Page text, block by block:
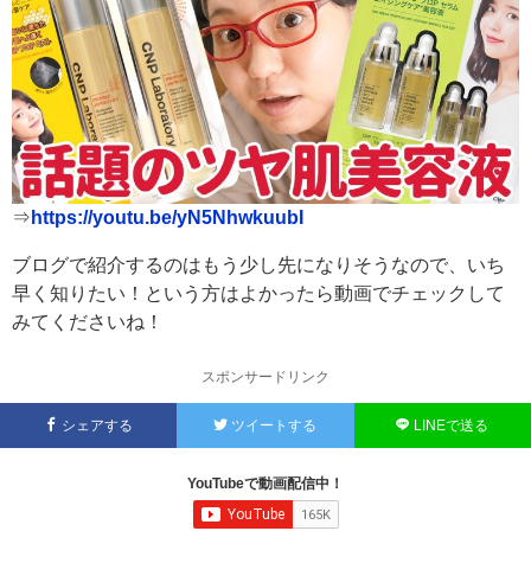
⇒ https://youtu.be/yN5NhwkuubI
ブログで紹介するのはもう少し先になりそうなので、いち
早く知りたい！という方はよかったら動画でチェックして
みてくださいね！
スポンサードリンク
シェアする ツイートする LINEで送る
YouTubeで動画配信中！